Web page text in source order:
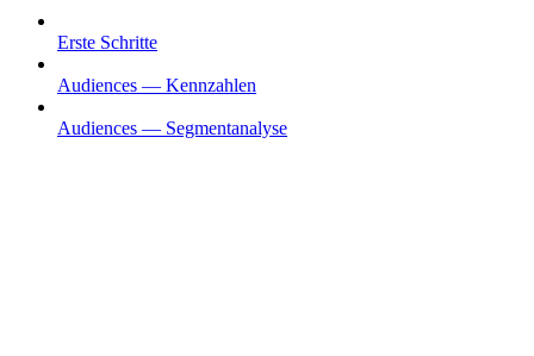
Erste Schritte
Audiences — Kennzahlen
Audiences — Segmentanalyse